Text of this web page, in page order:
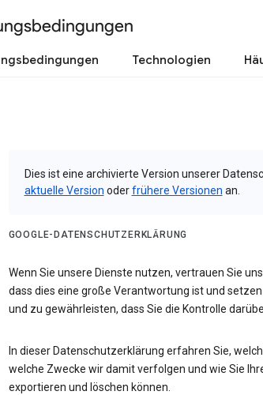
Technologien
Dies ist eine archivierte Version unserer
aktuelle Version oderfrühere Versionen an.
GOOGLE-DATENSCHUTZERKLÄRUNG
Wenn Sie unsere Dienste nutzen, vertrauen Sie
dass dies eine große Verantwortung ist und
und zu gewährleisten, dass Sie die Kontrolle
In dieser Datenschutzerklärung erfahren Sie,
welche Zwecke wir damit verfolgen und wie Sie
exportieren und löschen können.